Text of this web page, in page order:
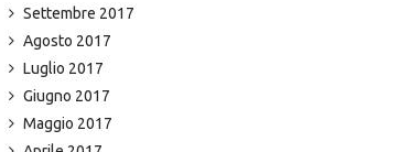
Settembre 2017
Agosto 2017
Luglio 2017
Giugno 2017
Maggio 2017